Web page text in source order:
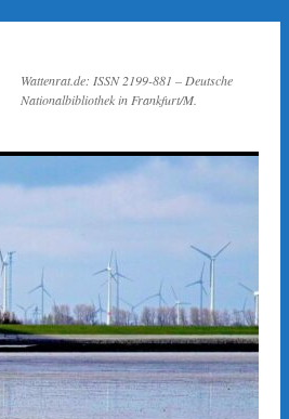
Wattenrat.de: ISSN 2199-881 – Deutsche
Nationalbibliothek in Frankfurt/M.